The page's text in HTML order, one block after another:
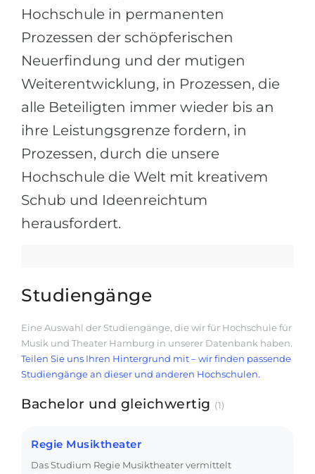
Hochschule in permanenten
Prozessen der schöpferischen
Neuerfindung und der mutigen
Weiterentwicklung, in Prozessen, die
alle Beteiligten immer wieder bis an
ihre Leistungsgrenze fordern, in
Prozessen, durch die unsere
Hochschule die Welt mit kreativem
Schub und Ideenreichtum
herausfordert.
Studiengänge
Eine Auswahl der Studiengänge, die wir für Hochschule für
Musik und Theater Hamburg in unserer Datenbank haben.
Teilen Sie uns Ihren Hintergrund mit – wir finden passende
Studiengänge an dieser und anderen Hochschulen.
Bachelor und gleichwertig (1)
Regie Musiktheater
Das Studium Regie Musiktheater vermittelt